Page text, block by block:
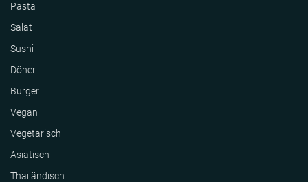
Pasta
Salat
Sushi
Döner
Burger
Vegan
Vegetarisch
Asiatisch
Thailändisch